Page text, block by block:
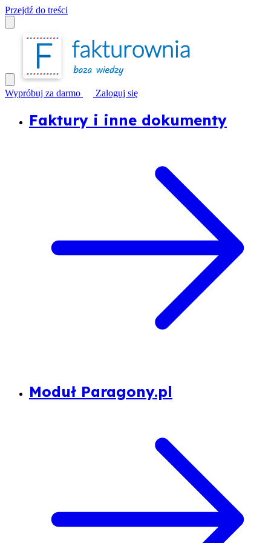
Przejdź do treści
Wypróbuj za darmo Zaloguj się
Faktury i inne dokumenty
Moduł Paragony.pl